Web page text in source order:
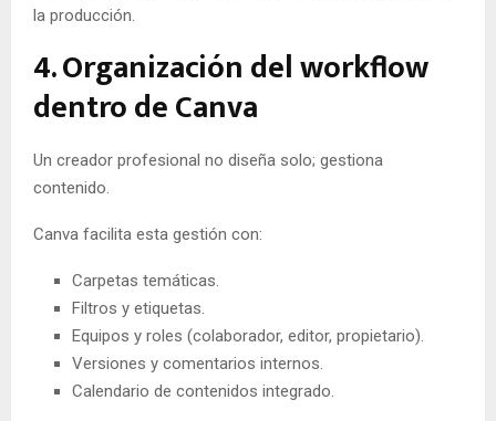
la producción.
4. Organización del workflow
dentro de Canva
Un creador profesional no diseña solo; gestiona
contenido.
Canva facilita esta gestión con:
Carpetas temáticas.
Filtros y etiquetas.
Equipos y roles (colaborador, editor, propietario).
Versiones y comentarios internos.
Calendario de contenidos integrado.